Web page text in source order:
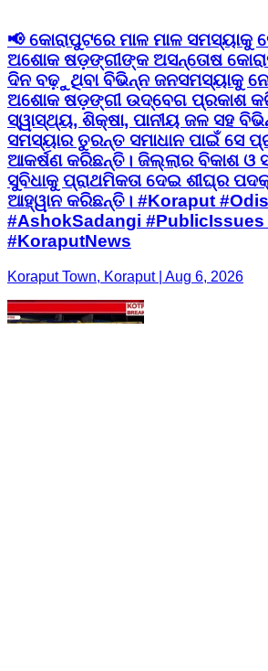
📢 କୋରାପୁଟରେ ମାଳ ମାଳ ସମସ୍ୟାକୁ
ଅଶୋକ ଷଡ଼ଙ୍ଗୀଙ୍କ ଅସନ୍ତୋଷ
ଦିନ ବଢ଼ୁଥିବା ବିଭିନ୍ନ ଜନସମସ୍ୟାକୁ
ଅଶୋକ ଷଡ଼ଙ୍ଗୀ ଉଦ୍ବେଗ ପ୍ରକାଶ
ସ୍ୱାସ୍ଥ୍ୟ, ଶିକ୍ଷା, ପାନୀୟ ଜଳ ସହ
ସମସ୍ୟାର ତୁରନ୍ତ ସମାଧାନ ପାଇଁ ସେ
ଆକର୍ଷଣ କରିଛନ୍ତି। ଜିଲ୍ଲାର ବିକାଶ ଓ
ସୁବିଧାକୁ ପ୍ରାଥମିକତା ଦେଇ ଶୀଘ୍ର
ଆହ୍ୱାନ କରିଛନ୍ତି। #Koraput
#AshokSadangi #PublicIssues
#KoraputNews
Koraput Town, Koraput | Aug 6, 2026